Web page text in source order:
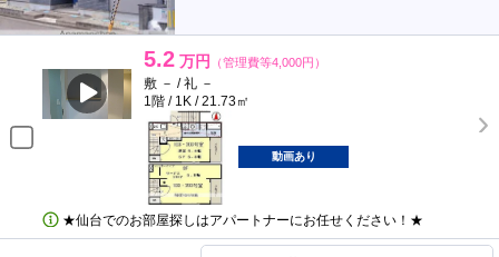
5.2 万円 （管理費等4,000円）
敷 － / 礼 －
1階 / 1K / 21.73㎡
動画あり
★仙台でのお部屋探しはアパートナーにお任せください！★